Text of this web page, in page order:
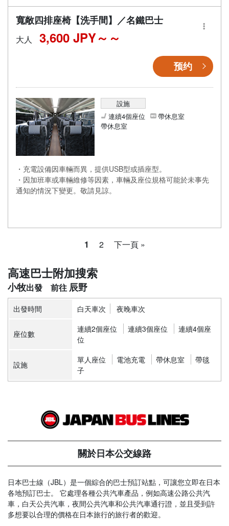
寬敞四排座椅【洗手間】／名鐵巴士
大人 3,600 JPY～
预约
設施
連續4個座位
帶休息室
帶休息室
・充電設備因車輛而異，提供USB型或插座型。
・因加班車或車輛維修等因素，車輛及座位規格可能於未事先
通知的情況下變更。敬請見諒。
1 2 下一頁 »
高速巴士附加搜索
小牧 辰野
出發時間 白天車次 夜晚車次
座位數 連續2個座位 連續3個座位
連續4個座
位
設施 單人座位 電池充電 帶休息室
帶毯
子
關於日本公交線路
日本巴士線（JBL）是一個綜合的巴士預訂站點，可讓您立即在日本
各地預訂巴士。 它處理各種公共汽車產品，例如高速公路公共汽
車，白天公共汽車，夜間公共汽車和公共汽車通行證，並且受到許
多想要以合理的價格在日本旅行的旅行者的歡迎。